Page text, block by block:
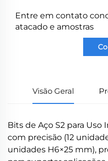
Entre em contato
atacado e amostras
Visão Geral
Bits de Aço S2 para
com precisão (12
unidades H6×25 mm),